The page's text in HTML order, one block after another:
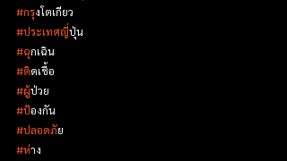
#กรุงโตเกียว
#ประเทศญี่ปุ่น
#ฉุกเฉิน
#ติดเชื้อ
#ผู้ป่วย
#ป้องกัน
#ปลอดภัย
#ห่าง